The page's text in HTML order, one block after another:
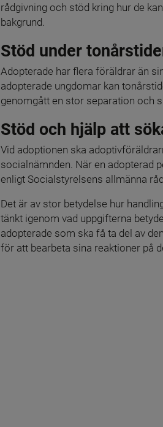
rådgivning och stöd kring hur de
bakgrund.
Stöd under
Adopterade har flera föräldrar än
adopterade ungdomar kan
genomgått en stor separation och
Stöd och hjälp att
Vid adoptionen ska
socialnämnden. När en adopterad
enligt Socialstyrelsens allmänna
Det är av stor betydelse hur
tänkt igenom vad uppgifterna
adopterade som ska få ta del av
för att bearbeta sina reaktioner på